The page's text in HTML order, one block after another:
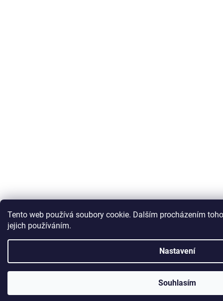
Tento web používá soubory cookie. Dalším procházením
jejich používáním.
Nastavení
Souhlasím